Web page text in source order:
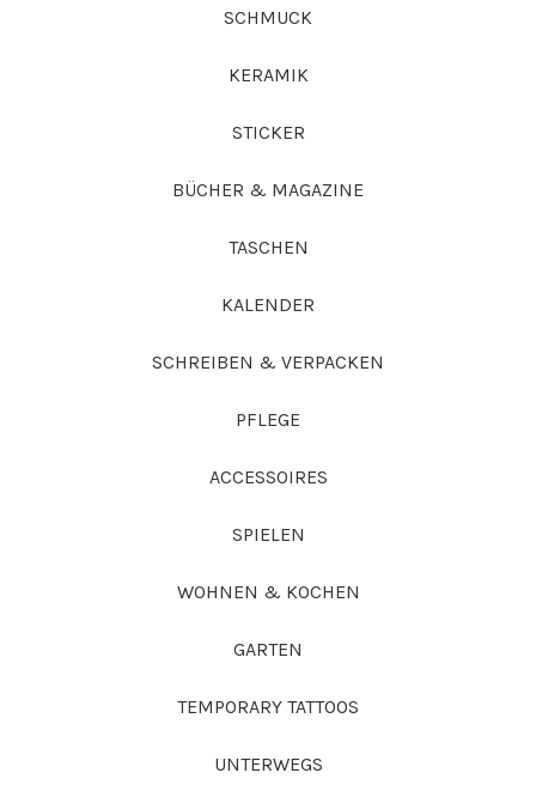
SCHMUCK
KERAMIK
STICKER
BÜCHER & MAGAZINE
TASCHEN
KALENDER
SCHREIBEN & VERPACKEN
PFLEGE
ACCESSOIRES
SPIELEN
WOHNEN & KOCHEN
GARTEN
TEMPORARY TATTOOS
UNTERWEGS